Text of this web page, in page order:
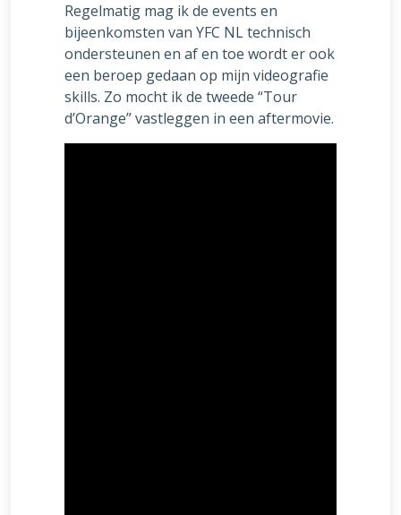
Regelmatig mag ik de events en
bijeenkomsten van YFC NL technisch
ondersteunen en af en toe wordt er ook
een beroep gedaan op mijn videografie
skills. Zo mocht ik de tweede “Tour
d’Orange” vastleggen in een aftermovie.